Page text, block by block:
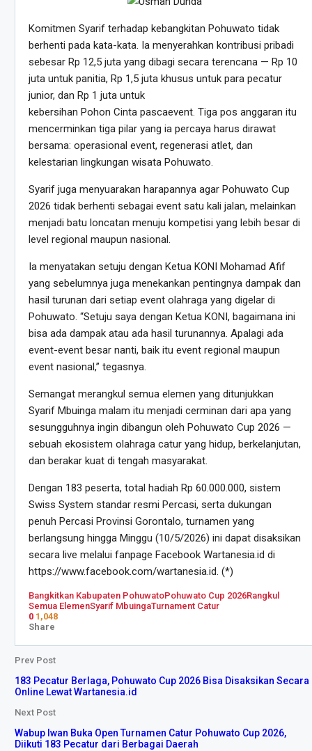
Komitmen Syarif terhadap kebangkitan Pohuwato tidak
berhenti pada kata-kata. Ia menyerahkan kontribusi pribadi
sebesar Rp 12,5 juta yang dibagi secara terencana — Rp 10
juta untuk panitia, Rp 1,5 juta khusus untuk para pecatur
junior, dan Rp 1 juta untuk
kebersihan Pohon Cinta pascaevent. Tiga pos anggaran itu
mencerminkan tiga pilar yang ia percaya harus dirawat
bersama: operasional event, regenerasi atlet, dan
kelestarian lingkungan wisata Pohuwato.
Syarif juga menyuarakan harapannya agar Pohuwato Cup
2026 tidak berhenti sebagai event satu kali jalan, melainkan
menjadi batu loncatan menuju kompetisi yang lebih besar di
level regional maupun nasional.
Ia menyatakan setuju dengan Ketua KONI Mohamad Afif
yang sebelumnya juga menekankan pentingnya dampak dan
hasil turunan dari setiap event olahraga yang digelar di
Pohuwato. “Setuju saya dengan Ketua KONI, bagaimana ini
bisa ada dampak atau ada hasil turunannya. Apalagi ada
event-event besar nanti, baik itu event regional maupun
event nasional,” tegasnya.
Semangat merangkul semua elemen yang ditunjukkan
Syarif Mbuinga malam itu menjadi cerminan dari apa yang
sesungguhnya ingin dibangun oleh Pohuwato Cup 2026 —
sebuah ekosistem olahraga catur yang hidup, berkelanjutan,
dan berakar kuat di tengah masyarakat.
Dengan 183 peserta, total hadiah Rp 60.000.000, sistem
Swiss System standar resmi Percasi, serta dukungan
penuh Percasi Provinsi Gorontalo, turnamen yang
berlangsung hingga Minggu (10/5/2026) ini dapat disaksikan
secara live melalui fanpage Facebook Wartanesia.id di
https://www.facebook.com/wartanesia.id. (*)
Bangkitkan Kabupaten PohuwatoPohuwato Cup 2026Rangkul
Semua ElemenSyarif MbuingaTurnament Catur
0 1,048
Share
Prev Post
183 Pecatur Berlaga, Pohuwato Cup 2026 Bisa Disaksikan Secara
Online Lewat Wartanesia.id
Next Post
Wabup Iwan Buka Open Turnamen Catur Pohuwato Cup 2026,
Diikuti 183 Pecatur dari Berbagai Daerah